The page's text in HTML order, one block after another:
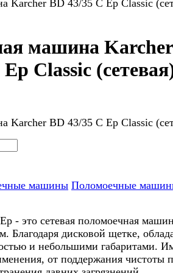
Karcher BD 43/35 C Ep Classic
машина Karcher
Classic
Karcher BD 43/35 C Ep Classic
машины Поломоечные
- это сетевая поломоечная
Благодаря дисковой щетке,
и небольшими габаритами.
от поддержания чистоты